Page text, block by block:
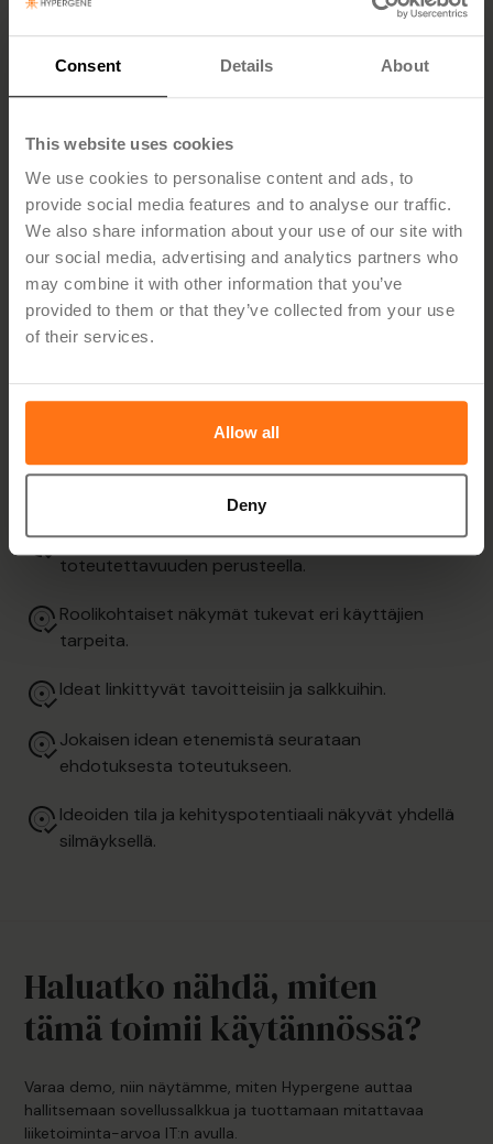
Consent Details About
This website uses cookies
We use cookies to personalise content and ads, to
provide social media features and to analyse our traffic.
We also share information about your use of our site with
our social media, advertising and analytics partners who
may combine it with other information that you’ve
provided to them or that they’ve collected from your use
of their services.
Allow all
Deny
suunnittelua.
Kun ideat kytketään strategiaan ja toteuttamiseen,
innovointi on luonteva osa johtamista ja jokainen idea
käsitellään selkeästi.
Ominaisuuksien yleiskatsaus
Ideat priorisoidaan potentiaalin ja
toteutettavuuden perusteella.
Roolikohtaiset näkymät tukevat eri käyttäjien
tarpeita.
Ideat linkittyvät tavoitteisiin ja salkkuihin.
Jokaisen idean etenemistä seurataan
ehdotuksesta toteutukseen.
Ideoiden tila ja kehityspotentiaali näkyvät yhdellä
silmäyksellä.
Haluatko nähdä, miten
tämä toimii käytännössä?
Varaa demo, niin näytämme, miten Hypergene auttaa
hallitsemaan sovellussalkkua ja tuottamaan mitattavaa
liiketoiminta-arvoa IT:n avulla.